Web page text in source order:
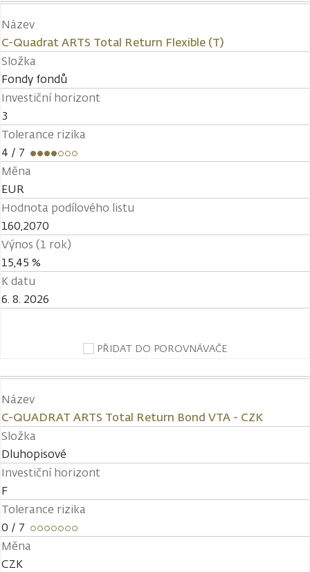
Název
C-Quadrat ARTS Total Return Flexible (T)
Složka
Fondy fondů
Investiční horizont
3
Tolerance rizika
4 / 7
Měna
EUR
Hodnota podílového listu
160,2070
Výnos (1 rok)
15,45 %
K datu
6. 8. 2026
PŘIDAT DO POROVNÁVAČE
Název
C-QUADRAT ARTS Total Return Bond VTA - CZK
Složka
Dluhopisové
Investiční horizont
F
Tolerance rizika
0 / 7
Měna
CZK